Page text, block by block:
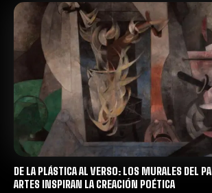
DE LA PLÁSTICA AL VERSO: LOS MURALES DEL
ARTES INSPIRAN LA CREACIÓN POÉTICA